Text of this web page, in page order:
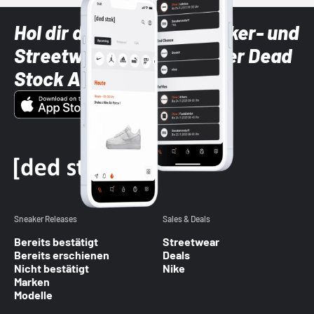
Hol dir die neuesten Sneaker- und
Streetwear-Brands mit der Dead
Stock App
Sneaker Releases
Bereits bestätigt
Bereits erschienen
Nicht bestätigt
Marken
Modelle
Sales & Deals
Streetwear
Deals
Nike